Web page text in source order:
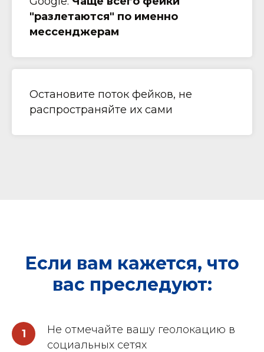
"разлетаются" по именно
мессенджерам
Остановите поток фейков, не
распространяйте их сами
Если вам кажется, что
вас преследуют:
1
Не отмечайте вашу геолокацию в
социальных сетях